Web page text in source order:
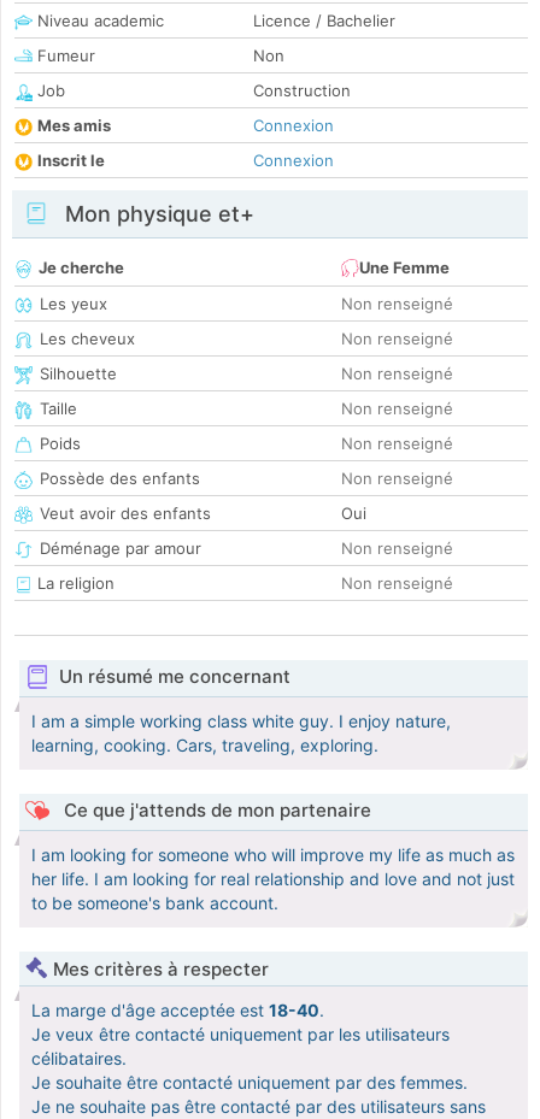
Niveau academic
Licence / Bachelier
Fumeur
Non
Job
Construction
Mes amis
Connexion
Inscrit le
Connexion
Mon physique et+
Je cherche
Une Femme
Les yeux
Non renseigné
Les cheveux
Non renseigné
Silhouette
Non renseigné
Taille
Non renseigné
Poids
Non renseigné
Possède des enfants
Non renseigné
Veut avoir des enfants
Oui
Déménage par amour
Non renseigné
La religion
Non renseigné
Un résumé me concernant
I am a simple working class white guy. I enjoy nature,
learning, cooking. Cars, traveling, exploring.
Ce que j'attends de mon partenaire
I am looking for someone who will improve my life as much as
her life. I am looking for real relationship and love and not just
to be someone's bank account.
Mes critères à respecter
La marge d'âge acceptée est 18-40.
Je veux être contacté uniquement par les utilisateurs
célibataires.
Je souhaite être contacté uniquement par des femmes.
Je ne souhaite pas être contacté par des utilisateurs sans